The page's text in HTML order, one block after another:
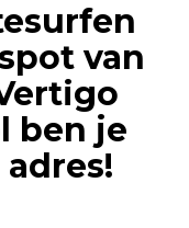
van
ben je